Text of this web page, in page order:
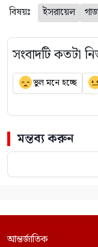
বিষয়ঃ ইসরায়েল
সংবাদটি কতটা
ভুল মনে হচ্ছে
মন্তব্য করুন
আন্তর্জাতিক